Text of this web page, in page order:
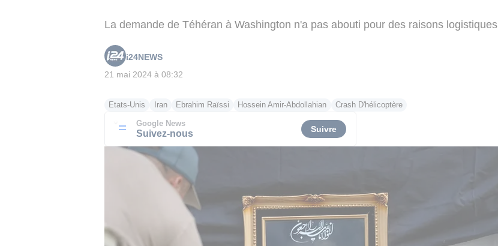
La demande de Téhéran à Washington n'a pas abouti pour des raisons logistiques
i24NEWS
21 mai 2024 à 08:32
Etats-Unis Iran Ebrahim Raïssi Hossein Amir-Abdollahian Crash D'hélicoptère
Google News
Suivez-nous Suivre